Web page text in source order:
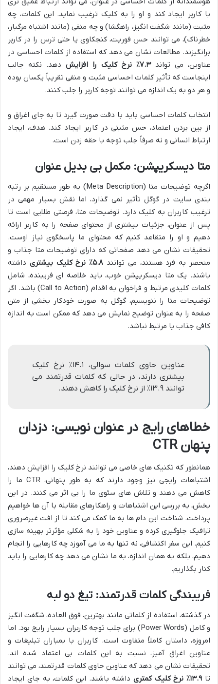
با کاربر ایجاد کند و او را به کلیک ترغیب نماید. این کلمات، چه
مثبت (مانند شگفت انگیز، راهگشا) و چه منفی (مانند اشتباه مرگبار،
خطرناک)، می توانند حس فوریت، کنجکاوی یا حتی ترس را در کاربر
برانگیزند. مطالعات نشان می دهد که استفاده از کلمات احساسی در
عناوین، می تواند۷.۳٪ نرخ کلیک را افزایش
دهد. نکته جالب
اینجاست که تأثیر کلمات احساسی مثبت و منفی تقریباً یکسان بوده
و هر دو به یک اندازه می توانند توجه کاربر را جلب کنند.
انتخاب کلمات احساسی باید با دقت صورت گیرد تا به جای اغراق و
از بین بردن اعتماد، حس مثبتی در کاربر ایجاد کند. هدف، ایجاد
ارتباط انسانی و نه صرفاً جلب توجه با حقه زدن است.
متا دیسکریپشن: مکمل بی بدیل عنوان
اگرچه توضیحات متا (Meta Description) به طور مستقیم بر رتبه
بندی سایت در گوگل تأثیر نمی گذارد، اما نقش بسیار مهمی در
ترغیب کاربران به کلیک دارد. توضیحات متا، فرصتی طلایی است تا
پس از عنوان، جزئیات بیشتری از محتوای صفحه را به کاربر ارائه
دهیم و او را متقاعد کنیم که محتوای ما پاسخگوی نیاز اوست.
تحقیقات نشان می دهد صفحاتی که دارای توضیحات متا جذاب و
منحصر به فرد هستند، می توانند ۵.۸٪ نرخ کلیک بیشتری
داشته
باشند. یک متا دیسکریپشن خوب، باید خلاصه ای فریبنده، شامل
کلمات کلیدی مرتبط و فراخوان به اقدام (Call to Action) باشد. اگر
توضیحات متا را ننویسیم، گوگل به صورت خودکار بخشی از متن
صفحه را به عنوان توضیح نمایش می دهد که ممکن است به اندازه
کافی جذاب یا مرتبط نباشد.
عناوین حاوی کلمات سوالی، ۱۴.۱٪ نرخ کلیک
بیشتری دارند، در حالی که کلمات قدرتمند می
توانند ۱۳.۹٪ از نرخ کلیک را کاهش دهند.
خطاهای رایج در عنوان نویسی: دزدان
پنهان CTR
همانطور که تکنیک های خاصی می توانند نرخ کلیک را افزایش دهند،
اشتباهات رایجی نیز وجود دارند که به طور پنهانی، CTR ما را
کاهش می دهند و تلاش های سئوی ما را بی اثر می کنند. در این
بخش، به بررسی این اشتباهات و راهکارهای مقابله با آن ها خواهیم
پرداخت. شناخت این دام ها به ما کمک می کند تا از افت غیرضروری
ترافیک جلوگیری کرده و عناوین خود را به شکلی مؤثرتر بهینه سازی
کنیم. این سفر اکتشافی، نه تنها به ما می آموزد چه کارهایی را انجام
دهیم، بلکه به همان اندازه، به ما نشان می دهد چه کارهایی را باید
کنار بگذاریم.
فریبندگی کلمات قدرتمند: تیغ دو لبه
در گذشته، استفاده از کلماتی مانند بهترین، فوق العاده، شگفت انگیز
و کامل (Power Words) برای جلب توجه کاربران بسیار رایج بود. اما
امروزه، داستان کاملاً متفاوت است. کاربران با بمباران تبلیغات و
عناوین اغراق آمیز، نسبت به این کلمات بی اعتماد شده اند.
تحقیقات نشان می دهد که عناوین حاوی کلمات قدرتمند، می توانند
تا ۱۳.۹٪ نرخ کلیک کمتری
داشته باشند. این کلمات، به جای ایجاد